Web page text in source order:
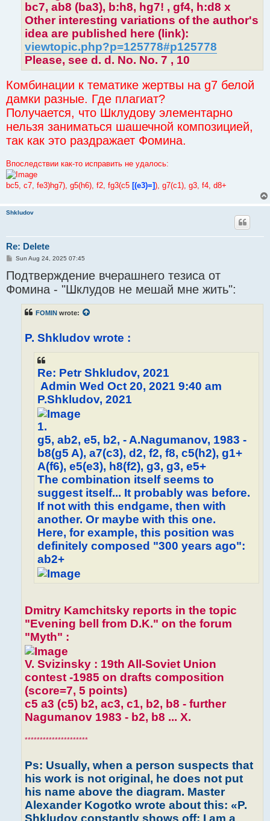
bc7, ab8 (ba3), b:h8, hg7! , gf4, h:d8 x
Other interesting variations of the author's
idea are published here (link):
viewtopic.php?p=125778#p125778
Please, see d. d. No. No. 7 , 10
Комбинации к тематике жертвы на g7 белой
дамки разные. Где плагиат?
Получается, что Шклудову элементарно
нельзя заниматься шашечной композицией,
так как это раздражает Фомина.
Впоследствии как-то исправить не удалось:
bc5, c7, fe3)hg7), g5(h6), f2, fg3(c5 [(e3)=]), g7(c1), g3, f4, d8+
Shkludov
Re: Delete
P
s
t
Sun Aug 24, 2025 07:45
Подтверждение вчерашнего тезиса от
Фомина - "Шклудов не мешай мне жить":
FOMIN wrote:
P. Shkludov wrote :
Re: Petr Shkludov, 2021
Admin Wed Oct 20, 2021 9:40 am
P.Shkludov, 2021
1.
g5, ab2, e5, b2, - A.Nagumanov, 1983 -
b8(g5 A), a7(c3), d2, f2, f8, c5(h2), g1+
A(f6), e5(e3), h8(f2), g3, g3, e5+
The combination itself seems to
suggest itself... It probably was before.
If not with this endgame, then with
another. Or maybe with this one.
Here, for example, this position was
definitely composed "300 years ago":
ab2+
Dmitry Kamchitsky reports in the topic
"Evening bell from D.K." on the forum
"Myth" :
V. Svizinsky : 19th All-Soviet Union
contest -1985 on drafts composition
(score=7, 5 points)
c5 a3 (c5) b2, ac3, c1, b2, b8 - further
Nagumanov 1983 - b2, b8 ... X.
*********************
Ps: Usually, when a person suspects that
his work is not original, he does not put
his name above the diagram. Master
Alexander Kogotko wrote about this: «P.
Shkludov constantly shows off: I am a